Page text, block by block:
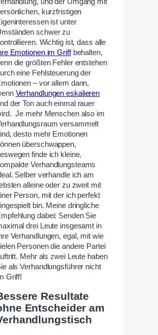
kurzfristigen
ist unter
schwer zu
Wichtig ist, dass alle
Emotionen im Griffbehalten,
die größten Fehler entstehen
eine Fehlsteuerung der
– vor allem dann,
Verhandlungen eskalieren
der Ton auch einmal rauer
Je mehr Menschen also im
versammelt
desto mehr Emotionen
überschwappen,
finde ich kleine,
Verhandlungsteams
Selber verhandle ich am
alleine oder zu zweit mit
Person, mit der ich perfekt
bin. Meine dringliche
dabei: Senden Sie
drei Leute insgesamt in
Verhandlungen, egal, mit wie
Personen die andere Partei
Mehr als zwei Leute haben
als Verhandlungsführer nicht
Griff!
Resultate
Entscheider am